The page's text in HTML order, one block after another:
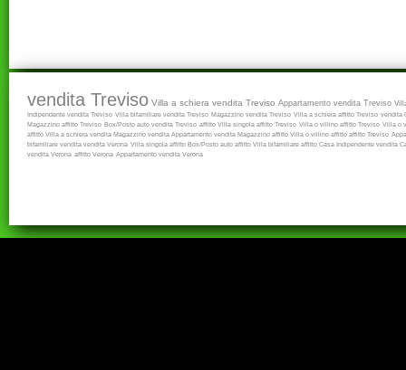
vendita Treviso Villa a schiera vendita Treviso Appartamento vendita Treviso
Indipendente vendita Treviso Villa bifamiliare vendita Treviso Magazzino vendita Treviso Villa a schiera affitto Treviso vendita
Magazzino affitto Treviso Box/Posto auto vendita Treviso affitto Villa singola affitto Treviso Villa o villino affitto Treviso Villa o
affitto Villa a schiera vendita Magazzino vendita Appartamento vendita Magazzino affitto Villa o villino affitto affitto Treviso
bifamiliare vendita vendita Verona Villa singola affitto Box/Posto auto affitto Villa bifamiliare affitto Casa Indipendente vendita
vendita Verona affitto Verona Appartamento vendita Verona